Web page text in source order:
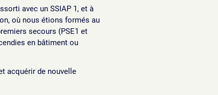
avec un SSIAP 1, et à
où nous étions formés au
secours (PSE1 et
en bâtiment ou
acquérir de nouvelle